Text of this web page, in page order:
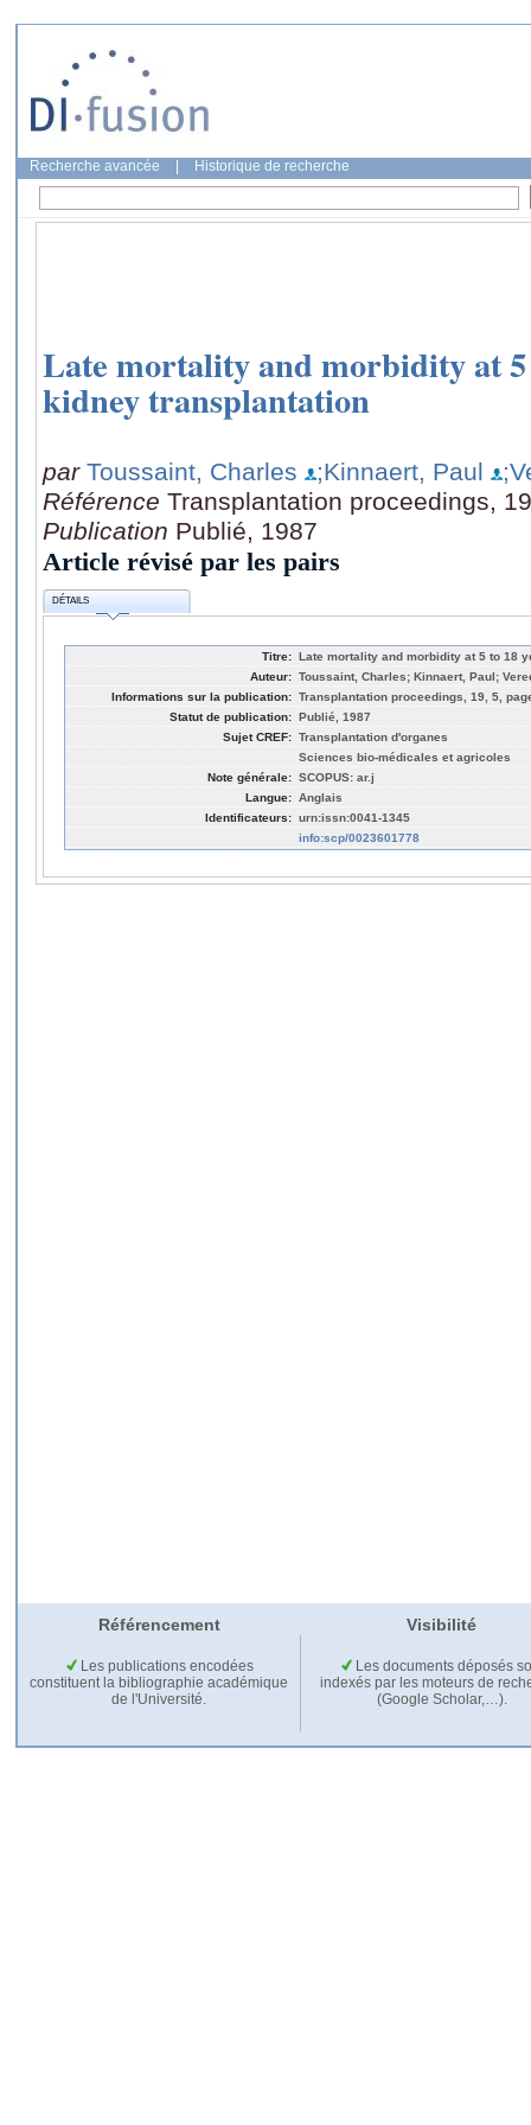
Recherche avancée Historique de recherche
Late mortality and morbidity at 5
kidney transplantation
par Toussaint, Charles ;Kinnaert, Paul
Référence Transplantation proceedings,
Publication Publié, 1987
Article révisé par les pairs
DÉTAILS
Titre: Late mortality and morbidity at 5 to 18
Auteur: Toussaint, Charles; Kinnaert, Paul;
Informations sur la publication: Transplantation proceedings, 19, 5,
Statut de publication: Publié, 1987
Sujet CREF: Transplantation d'organes
Sciences bio-médicales et agricoles
Note générale: SCOPUS: ar.j
Langue: Anglais
Identificateurs: urn:issn:0041-1345
info:scp/0023601778
Référencement Visibilité
Les publications encodées
constituent la bibliographie académique
de l'Université.
Les documents déposés
indexés par les moteurs de
(Google Scholar,…).